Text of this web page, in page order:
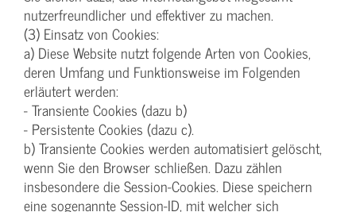
nutzerfreundlicher und effektiver zu machen.
(3) Einsatz von Cookies:
a) Diese Website nutzt folgende Arten von Cookies,
deren Umfang und Funktionsweise im Folgenden
erläutert werden:
- Transiente Cookies (dazu b)
- Persistente Cookies (dazu c).
b) Transiente Cookies werden automatisiert gelöscht,
wenn Sie den Browser schließen. Dazu zählen
insbesondere die Session-Cookies. Diese speichern
eine sogenannte Session-ID, mit welcher sich